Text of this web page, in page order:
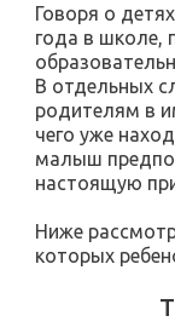
Говоря о
года в школе,
В отдельных
родителям в
чего уже
малыш
настоящую
Ниже
которых